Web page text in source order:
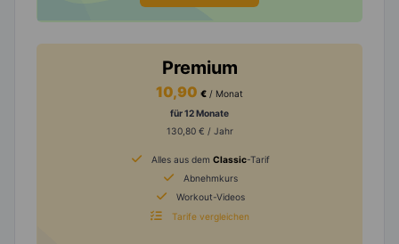
Premium
10,90 € / Monat
für 12 Monate
130,80 € / Jahr
Alles aus dem Classic-Tarif
Abnehmkurs
Workout-Videos
Tarife vergleichen